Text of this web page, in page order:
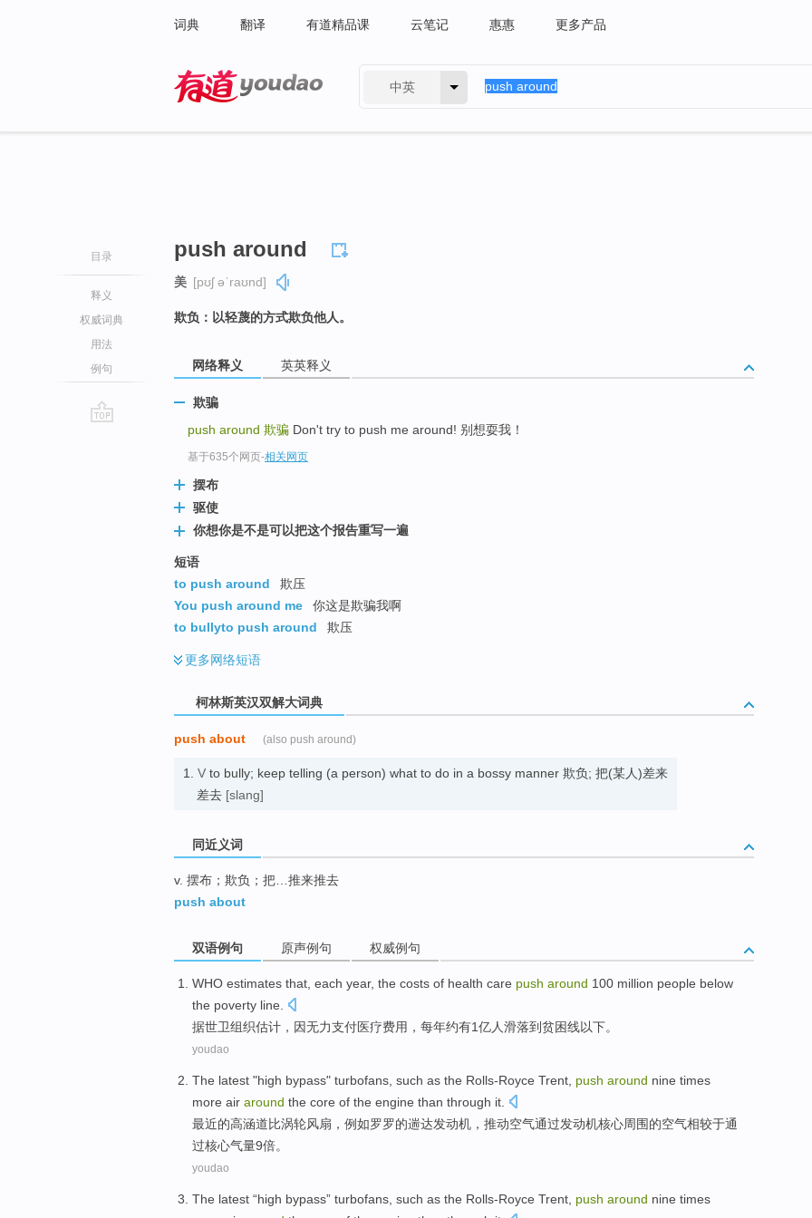
词典 翻译 有道精品课 云笔记 惠惠 更多产品
中英
目录
释义
权威词典
用法
例句
push around
美 [pʊʃ əˈraʊnd]
欺负：以轻蔑的方式欺负他人。
网络释义 英英释义
欺骗
push around 欺骗 Don't try to push me around! 别想耍我！
基于635个网页-相关网页
摆布
驱使
你想你是不是可以把这个报告重写一遍
短语
to push around
欺压
You push around me
你这是欺骗我啊
to bullyto push around
欺压
更多网络短语
柯林斯英汉双解大词典
push about (also push around)
1. V to bully; keep telling (a person) what to do in a bossy manner 欺负; 把(某人)差来
差去 [slang]
同近义词
v. 摆布；欺负；把…推来推去
push about
双语例句 原声例句 权威例句
WHO estimates that, each year, the costs of health care push around 100 million people below
the poverty line.
据世卫组织估计，因无力支付医疗费用 ， 每年约有1亿人滑落到贫困线以下。
youdao
The latest "high bypass" turbofans such as the Rolls-Royce Trent push around nine times
more air around the core of the engine than through it.
最近的高涵道比涡轮风扇， 例如罗罗的遄达发动机 ， 推动空气通过发动机核心周围的空气相较于通
过核心气量9倍。
youdao
The latest “high bypass” turbofans such as the Rolls-Royce Trent push around nine times